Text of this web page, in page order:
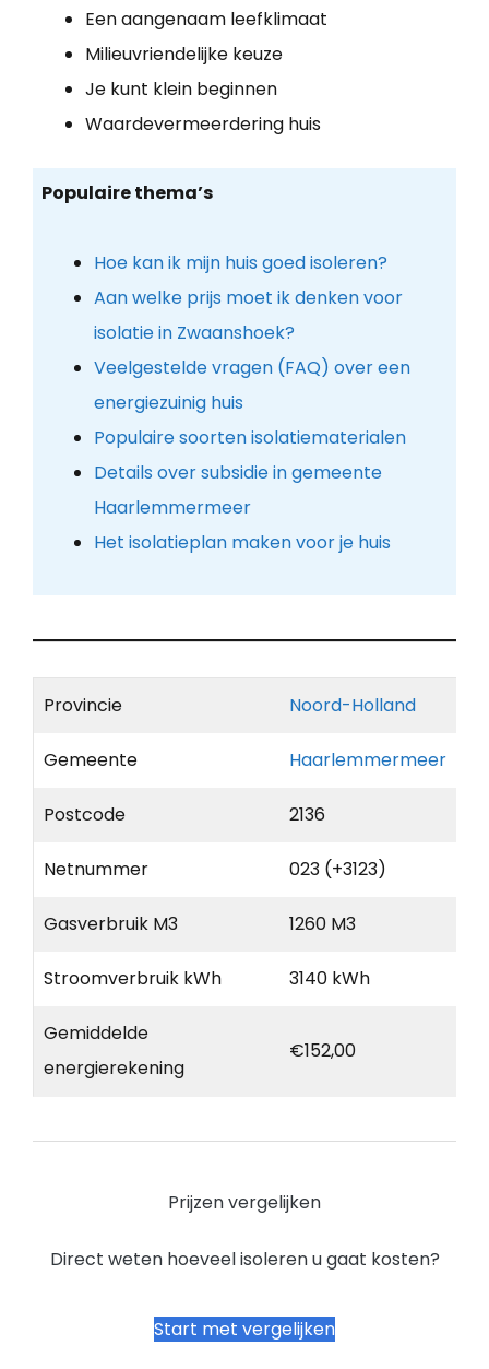
Een aangenaam leefklimaat
Milieuvriendelijke keuze
Je kunt klein beginnen
Waardevermeerdering huis
Populaire thema’s
Hoe kan ik mijn huis goed isoleren?
Aan welke prijs moet ik denken voor
isolatie in Zwaanshoek?
Veelgestelde vragen (FAQ) over een
energiezuinig huis
Populaire soorten isolatiematerialen
Details over subsidie in gemeente
Haarlemmermeer
Het isolatieplan maken voor je huis
Provincie Noord-Holland
Gemeente Haarlemmermeer
Postcode 2136
Netnummer 023 (+3123)
Gasverbruik M3 1260 M3
Stroomverbruik kWh 3140 kWh
Gemiddelde
energierekening
€152,00
Prijzen vergelijken
Direct weten hoeveel isoleren u gaat kosten?
Start met vergelijken